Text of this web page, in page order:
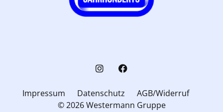
Impressum Datenschutz
AGB/Widerruf
© 2026 Westermann Gruppe